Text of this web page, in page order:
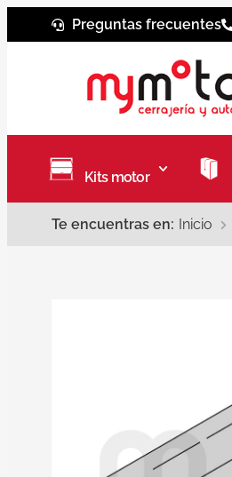
Preguntas frecuentes
Kits motor
Te encuentras en: Inicio